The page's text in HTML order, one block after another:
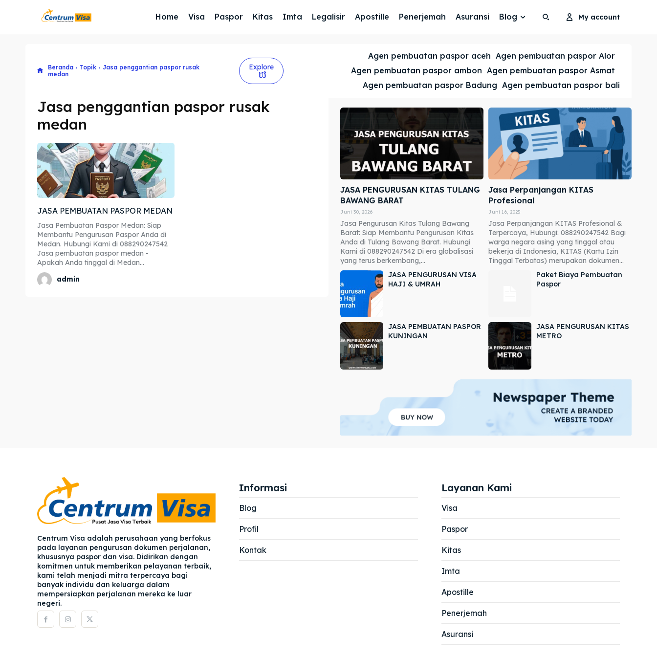
Explore our destinations
Blog
Cari
Explore our destinations
Blog
Cari
Home Visa Paspor Kitas Imta Legalisir Apostille Penerjemah Asuransi Blog My account
Beranda Topik
Jasa penggantian paspor rusak
medan
Explore
Agen pembuatan paspor aceh Agen pembuatan paspor Alor
Agen pembuatan paspor ambon Agen pembuatan paspor Asmat
Agen pembuatan paspor Badung Agen pembuatan paspor bali
Jasa penggantian paspor rusak
medan
JASA PEMBUATAN PASPOR MEDAN
Jasa Pembuatan Paspor Medan: Siap
Membantu Pengurusan Paspor Anda di
Medan. Hubungi Kami di 088290247542
Jasa pembuatan paspor medan -
Apakah Anda tinggal di Medan...
admin
JASA PENGURUSAN KITAS TULANG
BAWANG BARAT
Juni 30, 2026
Jasa Pengurusan Kitas Tulang Bawang
Barat: Siap Membantu Pengurusan Kitas
Anda di Tulang Bawang Barat. Hubungi
Kami di 088290247542 Di era globalisasi
yang terus berkembang,...
Jasa Perpanjangan KITAS
Profesional
Juni 16, 2025
Jasa Perpanjangan KITAS Profesional &
Terpercaya, Hubungi: 088290247542 Bagi
warga negara asing yang tinggal atau
bekerja di Indonesia, KITAS (Kartu Izin
Tinggal Terbatas) merupakan dokumen...
JASA PENGURUSAN VISA
HAJI & UMRAH
Paket Biaya Pembuatan
Paspor
JASA PEMBUATAN PASPOR
KUNINGAN
JASA PENGURUSAN KITAS
METRO
Centrum Visa adalah perusahaan yang berfokus
pada layanan pengurusan dokumen perjalanan,
khususnya paspor dan visa. Didirikan dengan
komitmen untuk memberikan pelayanan terbaik,
kami telah menjadi mitra terpercaya bagi
banyak individu dan keluarga dalam
mempersiapkan perjalanan mereka ke luar
negeri.
Informasi
Blog
Profil
Kontak
Layanan Kami
Visa
Paspor
Kitas
Imta
Apostille
Penerjemah
Asuransi